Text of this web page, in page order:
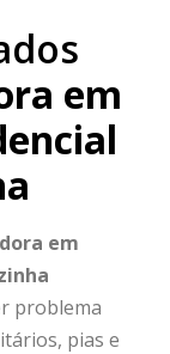
em
em
problema
pias e